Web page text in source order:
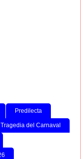
Predilecta
Tragedia del Carnaval